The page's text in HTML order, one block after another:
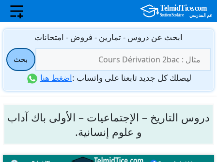
انتقل
المحتوى
ابحث عن دروس - تمارين - فروض - امتحانات
عن:
بحث
ليصلك كل جديد تابعنا على واتساب :اضغط هنا
دروس التاريخ – الإجتماعيات – الأولى باك آداب
و علوم إنسانية.